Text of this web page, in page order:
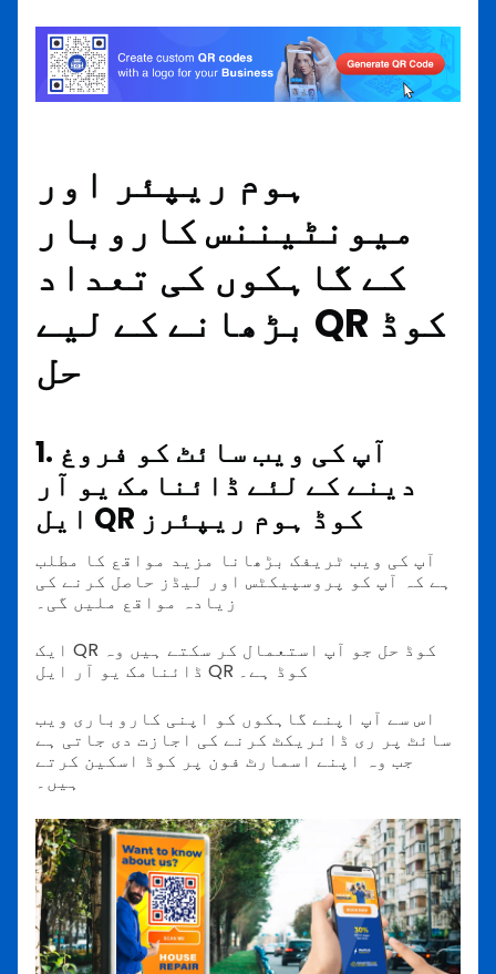
ہوم ریپئر اور
میونٹیننس کاروبار
کے گاہکوں کی تعداد
بڑھانے کے لیے QR کوڈ
حل
1. آپ کی ویب سائٹ کو فروغ
دینے کے لئے ڈائنامک یو آر
ایل QR کوڈ ہوم ریپئرز
آپ کی ویب ٹریفک بڑھانا مزید مواقع کا مطلب
ہے کہ آپ کو پروسپیکٹس اور لیڈز حاصل کرنے کی
زیادہ مواقع ملیں گی۔
ایک QR کوڈ حل جو آپ استعمال کر سکتے ہیں وہ
ڈائنامک یو آر ایل QR کوڈ ہے۔
اس سے آپ اپنے گاہکوں کو اپنی کاروباری ویب
سائٹ پر ری ڈائریکٹ کرنے کی اجازت دی جاتی ہے
جب وہ اپنے اسمارٹ فون پر کوڈ اسکین کرتے
ہیں۔